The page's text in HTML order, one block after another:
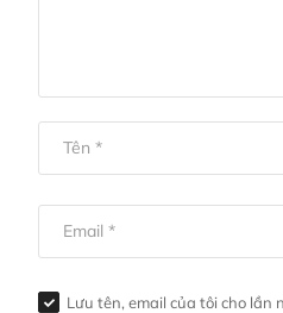
Lưu tên, email của tôi cho lần